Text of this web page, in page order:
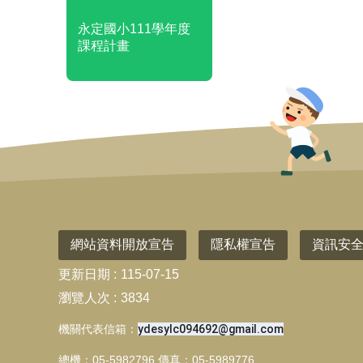
永定國小111學年度
課程計畫
網站資料開放宣告 隱私權宣告 資訊安
更新日期
115-07-15
瀏覽人次
3834
機關代表信箱： ydesylc094692@gmail.com
總機：05-5982796 傳真：05-5989776